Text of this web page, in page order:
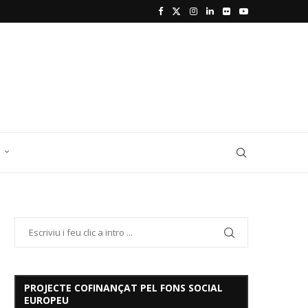
PROJECTE COFINANÇAT PEL FONS SOCIAL
EUROPEU